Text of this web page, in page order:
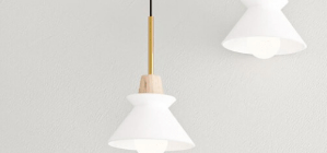
Смакові (капсула)